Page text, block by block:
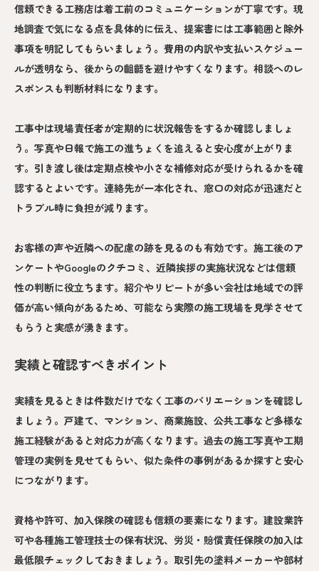
信頼できる工務店は着工前のコミュニケーションが丁寧です。現
地調査で気になる点を具体的に伝え、提案書には工事範囲と除外
事項を明記してもらいましょう。費用の内訳や支払いスケジュー
ルが透明なら、後からの齟齬を避けやすくなります。相談へのレ
スポンスも判断材料になります。
工事中は現場責任者が定期的に状況報告をするか確認しましょ
う。写真や日報で施工の進ちょくを追えると安心度が上がりま
す。引き渡し後は定期点検や小さな補修対応が受けられるかを確
認するとよいです。連絡先が一本化され、窓口の対応が迅速だと
トラブル時に負担が減ります。
お客様の声や近隣への配慮の跡を見るのも有効です。施工後のア
ンケートやGoogleのクチコミ、近隣挨拶の実施状況などは信頼
性の判断に役立ちます。紹介やリピートが多い会社は地域での評
価が高い傾向があるため、可能なら実際の施工現場を見学させて
もらうと実感が湧きます。
実績と確認すべきポイント
実績を見るときは件数だけでなく工事のバリエーションを確認し
ましょう。戸建て、マンション、商業施設、公共工事など多様な
施工経験があると対応力が高くなります。過去の施工写真や工期
管理の実例を見せてもらい、似た条件の事例があるか探すと安心
につながります。
資格や許可、加入保険の確認も信頼の要素になります。建設業許
可や各種施工管理技士の保有状況、労災・賠償責任保険の加入は
最低限チェックしておきましょう。取引先の塗料メーカーや部材